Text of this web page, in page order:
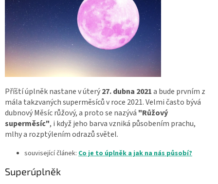
Příští úplněk nastane v úterý27. dubna 2021a bude prvním z
mála takzvaných superměsíců v roce 2021. Velmi často bývá
dubnový Měsíc růžový, a proto se nazývá "Růžový
superměsíc", i když jeho barva vzniká působením prachu,
mlhy a rozptýlením odrazů světel.
související článek: Co je to úplněk a jak na nás působí?
Superúplněk